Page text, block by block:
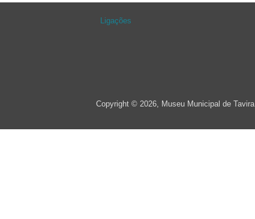
Ligações
Copyright © 2026, Museu Municipal de Tavira